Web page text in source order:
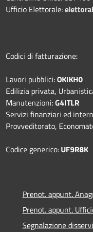
Ufficio Elettorale:
Codici di fatturazione:
Lavori pubblici:OKIKH0
Edilizia privata,
Manutenzioni:G4ITLR
Servizi finanziari ed
Provveditorato,
Codice generico: UF9R8K
Prenot. appunt.
Prenot. appunt.
Segnalazione